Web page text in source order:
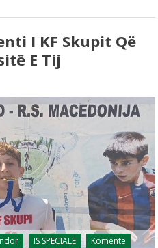
I KF Skupit Që
E Tij
IS SPECIALE
Komente